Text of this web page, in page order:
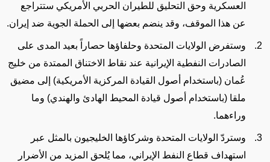
العسكرية وحق التحليق للطيران الحربي الأمريكي ستتراجع
عن هذا الموقف، وقد ينضم بعضها إلى الحملة الجوية ضد إيران.
وستفرض الولايات المتحدة وحلفاؤها حصاراً بعيد المدى على
الصادرات النفطية الإيرانية عند نقاط الاختناق الممتدة من خليج
عُمان (باستخدام أصول القيادة المركزية الأمريكية) إلى مضيق
ملقا (باستخدام أصول قيادة المحيط الهادئ والهندي) وما
وراءهما.
وستردّ الولايات المتحدة وشركاؤها الخليجيون بالمثل عبر
استهداف قطاع النفط الإيراني، مما يُلحق المزيد من الأضرار